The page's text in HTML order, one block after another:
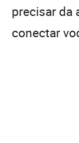
precisar da
conectar